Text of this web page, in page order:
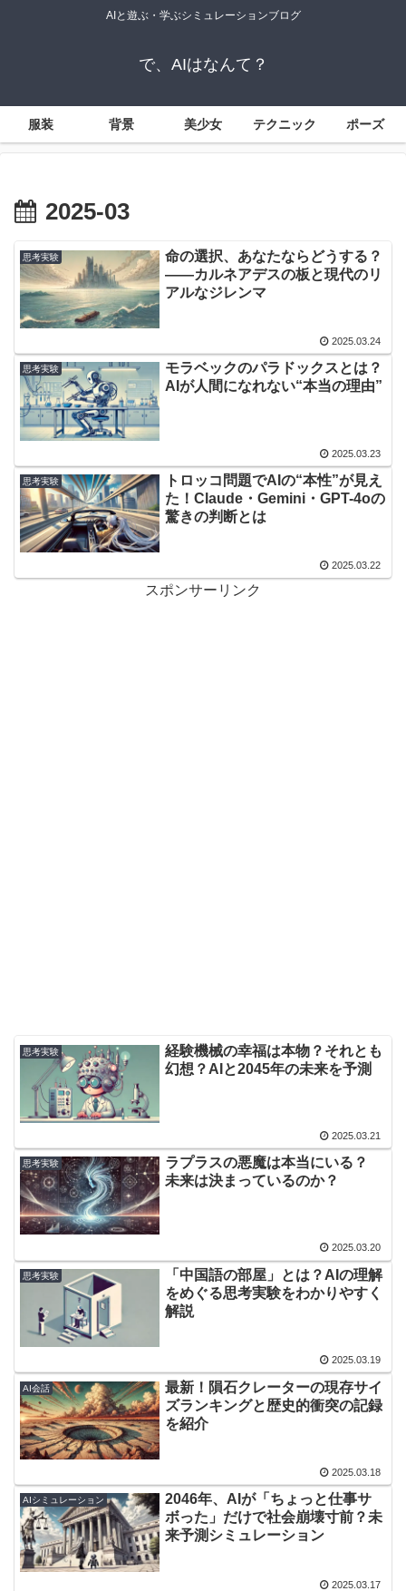
AIと遊ぶ・学ぶシミュレーションブログ
で、AIはなんて？
服装 背景 美少女 テクニック ポーズ
2025-03
思考実験
命の選択、あなたならどうする？
――カルネアデスの板と現代のリ
アルなジレンマ
2025.03.24
思考実験
モラベックのパラドックスとは？
AIが人間になれない“本当の理由”
2025.03.23
思考実験
トロッコ問題でAIの“本性”が見え
た！Claude・Gemini・GPT-4oの
驚きの判断とは
2025.03.22
スポンサーリンク
思考実験
経験機械の幸福は本物？それとも
幻想？AIと2045年の未来を予測
2025.03.21
思考実験
ラプラスの悪魔は本当にいる？
未来は決まっているのか？
2025.03.20
思考実験
「中国語の部屋」とは？AIの理解
をめぐる思考実験をわかりやすく
解説
2025.03.19
AI会話
最新！隕石クレーターの現存サイ
ズランキングと歴史的衝突の記録
を紹介
2025.03.18
AIシミュレーション
2046年、AIが「ちょっと仕事サ
ボった」だけで社会崩壊寸前？未
来予測シミュレーション
2025.03.17